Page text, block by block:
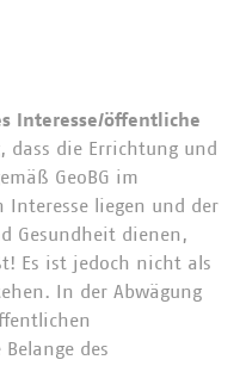
Interesse/öffentliche
dass die Errichtung und
GeoBG im
Interesse liegen und der
Gesundheit dienen,
Es ist jedoch nicht als
In der Abwägung
des